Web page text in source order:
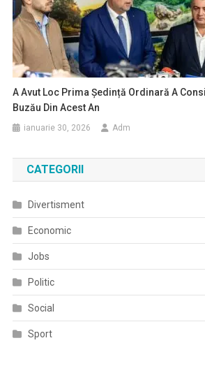
A Avut Loc Prima Ședință Ordinară A
Buzău Din Acest An
ianuarie 30, 2026 Adm
CATEGORII
Divertisment
Economic
Jobs
Politic
Social
Sport